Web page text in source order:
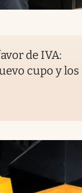
de IVA:
cupo y los